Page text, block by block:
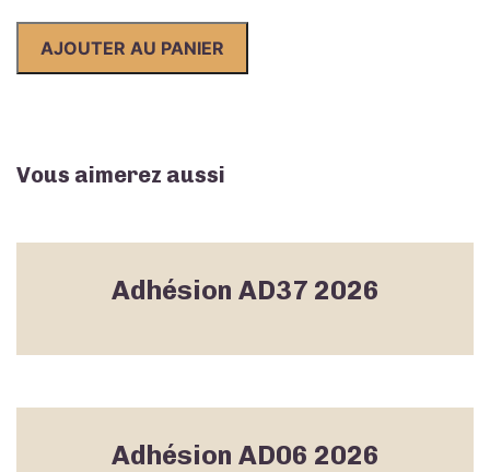
AD44
2026
AJOUTER AU PANIER
Vous aimerez aussi
Adhésion AD37 2026
Adhésion AD06 2026